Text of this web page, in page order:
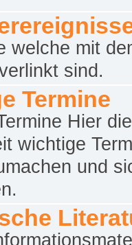
welche mit
sind.
Termine
Hier die
wichtige
und